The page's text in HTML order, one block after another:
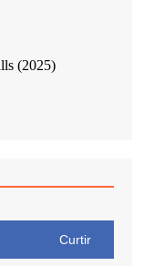
(2025)
Curtir